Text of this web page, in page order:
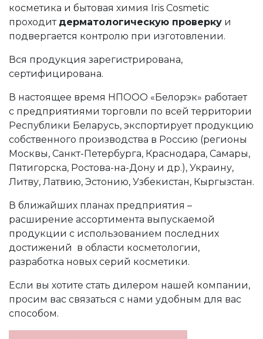
косметика и бытовая химия Iris Cosmetic
проходит дерматологическую проверку и
подвергается контролю при изготовлении.
Вся продукция зарегистрирована,
сертифицирована.
В настоящее время НПООО «Белорэк» работает
с предприятиями торговли по всей территории
Республики Беларусь, экспортирует продукцию
собственного производства в Россию (регионы
Москвы, Санкт-Петербурга, Краснодара, Самары,
Пятигорска, Ростова-на-Дону и др.), Украину,
Литву, Латвию, Эстонию, Узбекистан, Кыргызстан.
В ближайших планах предприятия –
расширение ассортимента выпускаемой
продукции с использованием последних
достижений в области косметологии,
разработка новых серий косметики.
Если вы хотите стать дилером нашей компании,
просим вас связаться с нами удобным для вас
способом.